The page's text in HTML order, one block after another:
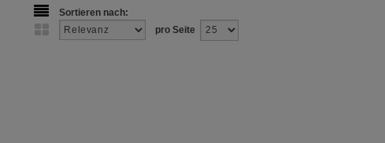
Sortieren nach:
pro Seite